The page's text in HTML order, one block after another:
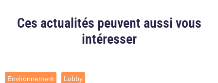
Ces actualités peuvent aussi vous
intéresser
Environnement Lobby